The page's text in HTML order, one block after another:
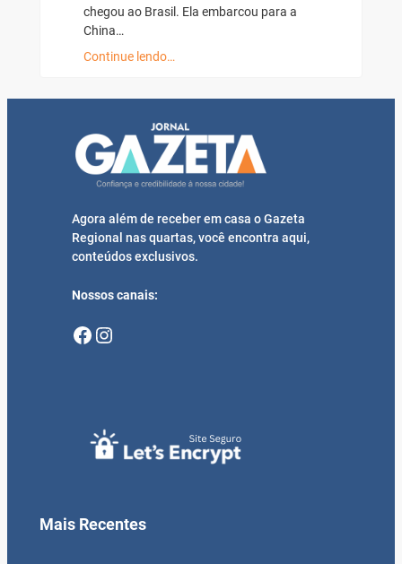
chegou ao Brasil. Ela embarcou para a
China…
Continue lendo…
Agora além de receber em casa o Gazeta
Regional nas quartas, você encontra aqui,
conteúdos exclusivos.
Nossos canais:
Facebook Instagram
Mais Recentes